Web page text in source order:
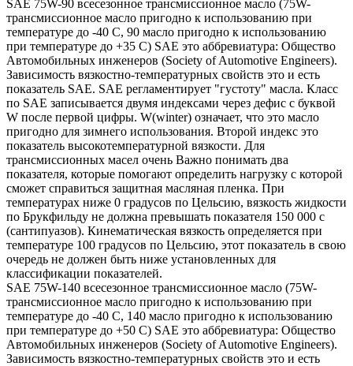
SAE 75W-90 всесезонное трансмиссионное масло (75W-
трансмиссионное масло пригодно к использованию при
температуре до -40 С, 90 масло пригодно к использованию
при температуре до +35 С) SAE это аббревиатура: Общество
Автомобильных инженеров (Society of Automotive Engineers).
Зависимость вязкостно-температурных свойств это и есть
показатель SAE. SAE регламентирует "густоту" масла. Класс
по SAE записывается двумя индексами через дефис с буквой
W после первой цифры. W(winter) означает, что это масло
пригодно для зимнего использования. Второй индекс это
показатель высокотемпературной вязкости. Для
трансмиссионных масел очень Важно понимать два
показателя, которые помогают определить нагрузку с которой
сможет справиться защитная масляная пленка. При
температурах ниже 0 градусов по Цельсию, вязкость жидкости
по Брукфильду не должна превышать показателя 150 000 с
(сантипуазов). Кинематическая вязкость определяется при
температуре 100 градусов по Цельсию, этот показатель в свою
очередь не должен быть ниже установленных для
классификации показателей.
SAE 75W-140 всесезонное трансмиссионное масло (75W-
трансмиссионное масло пригодно к использованию при
температуре до -40 С, 140 масло пригодно к использованию
при температуре до +50 С) SAE это аббревиатура: Общество
Автомобильных инженеров (Society of Automotive Engineers).
Зависимость вязкостно-температурных свойств это и есть